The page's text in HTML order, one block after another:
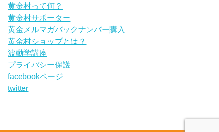
黄金村って何？
黄金村サポーター
黄金メルマガバックナンバー購入
黄金村ショップとは？
波動学講座
プライバシー保護
facebookページ
twitter